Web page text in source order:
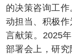
的决策咨询工
动担当、积极
言献策。2025
部署会上，研